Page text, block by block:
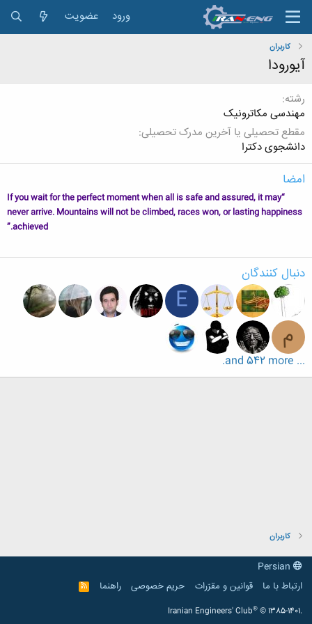
ورود عضویت
کاربران
آیورودا
رشته
مهندسی مکاترونیک
مقطع تحصیلی یا آخرین مدرک تحصیلی
دانشجوی دکترا
امضا
“If you wait for the perfect moment when all is safe and assured, it may
never arrive. Mountains will not be climbed, races won, or lasting happiness
achieved.”
دنبال کنندگان
E
م
... and 542 more.
کاربران
ارتباط با ما
قوانین و مقرّرات حریم خصوصی راهنما
R
S
Iranian Engineers' Club® © 1385-1401.